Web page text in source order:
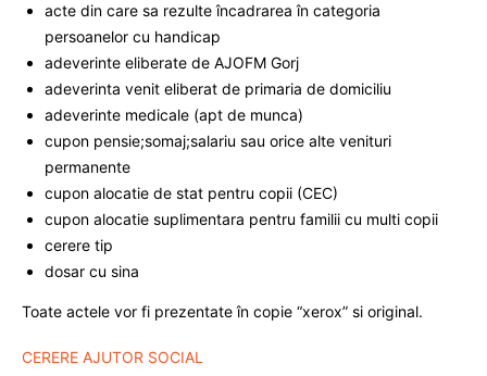
acte din care sa rezulte încadrarea în categoria
persoanelor cu handicap
adeverinte eliberate de AJOFM Gorj
adeverinta venit eliberat de primaria de domiciliu
adeverinte medicale (apt de munca)
cupon pensie;somaj;salariu sau orice alte venituri
permanente
cupon alocatie de stat pentru copii (CEC)
cupon alocatie suplimentara pentru familii cu multi copii
cerere tip
dosar cu sina
Toate actele vor fi prezentate în copie “xerox” si original.
CERERE AJUTOR SOCIAL